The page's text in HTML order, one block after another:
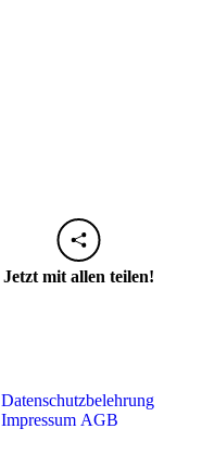
Jetzt mit allen teilen!
Datenschutzbelehrung
Impressum AGB